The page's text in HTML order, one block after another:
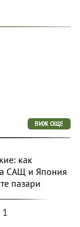
ВИЖ ОЩЕ
как
САЩ и Япония
пазари
1